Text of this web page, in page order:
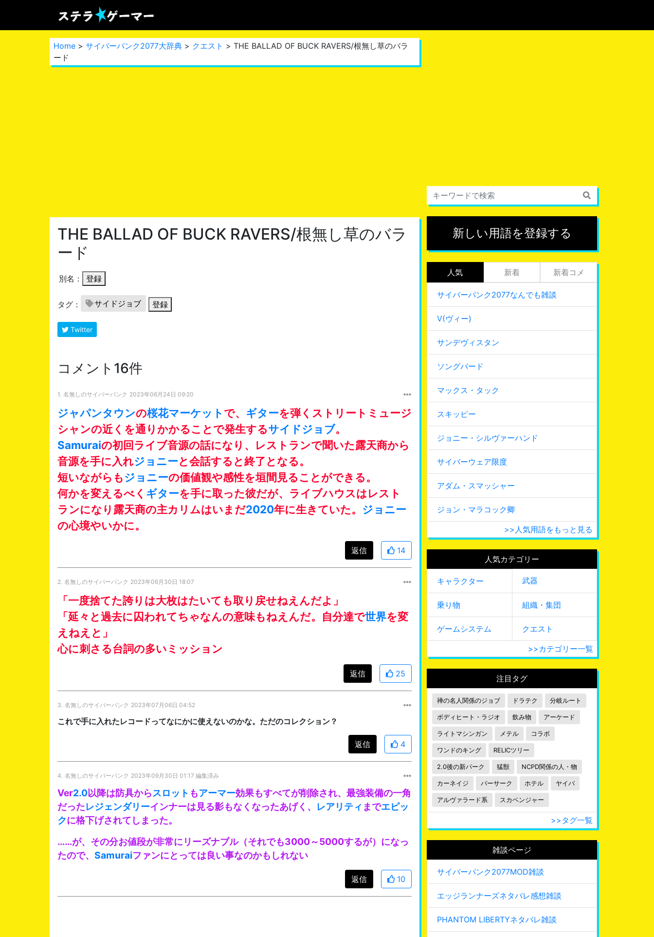
Home > サイバーパンク2077大辞典 > クエスト > THE BALLAD OF BUCK RAVERS/根無し草のバラ
ード
THE BALLAD OF BUCK RAVERS/根無し草のバラ
ード
別名： 登録
タグ： サイドジョブ 登録
Twitter
コメント16件
1. 名無しのサイバーパンク 2023年06月24日 09:20
ジャパンタウンの桜花マーケット で、 ギターを弾くストリートミュージ
シャンの近くを通りかかることで発生するサイドジョブ。
Samuraiの初回ライブ音源の話になり、レストランで聞いた露天商から
音源を手に入れジョニーと会話すると終了となる。
短いながらもジョニーの価値観や感性を垣間見ることができる。
何かを変えるべく ギターを手に取った彼だが、ライブハウスはレスト
ランになり露天商の主カリムはいまだ2020年に生きていた。 ジョニー
の心境やいかに。
返信 14
2. 名無しのサイバーパンク 2023年06月30日 18:07
「一度捨てた誇りは大枚はたいても取り戻せねえんだよ」
「延々と過去に囚われてちゃなんの意味もねえんだ。自分達で世界を変
えねえと」
心に刺さる台詞の多いミッション
返信 25
3. 名無しのサイバーパンク 2023年07月06日 04:52
これで手に入れたレコードってなにかに使えないのかな。ただのコレクション？
返信 4
4. 名無しのサイバーパンク 2023年09月30日 01:17 編集済み
Ver2.0以降は防具からスロット もアーマー効果もすべてが削除され、最強装備の一角
だったレジェンダリーインナーは見る影もなくなったあげく、 レアリティ までエピッ
クに格下げされてしまった。
……が、その分お値段が非常にリーズナブル（それでも3000～5000するが）になっ
たので、 Samuraiファンにとっては良い事なのかもしれない
返信 10
新しい用語を登録する
人気 新着 新着コメ
サイバーパンク2077なんでも雑談
V(ヴィー)
サンデヴィスタン
ソングバード
マックス・タック
スキッピー
ジョニー・シルヴァーハンド
サイバーウェア限度
アダム・スマッシャー
ジョン・マラコック卿
>>人気用語をもっと見る
人気カテゴリー
キャラクター 武器
乗り物 組織・集団
ゲームシステム クエスト
>>カテゴリー一覧
注目タグ
禅の名人関係のジョブ ドラテク 分岐ルート
ボディヒート・ラジオ 飲み物 アーケード
ライトマシンガン メテル コラボ
ワンドのキング RELICツリー
2.0後の新パーク 猛獣 NCPD関係の人・物
カーネイジ バーサーク ホテル ヤイバ
アルヴァラード系 スカベンジャー
>>タグ一覧
雑談ページ
サイバーパンク2077MOD雑談
エッジランナーズネタバレ感想雑談
PHANTOM LIBERTYネタバレ雑談